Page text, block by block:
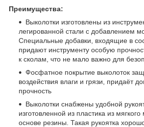
Преимущества:
Выколотки изготовлены из
легированной стали с добавлением
Специальные добавки, входящие в
придают инструменту особую
к сколам, что не мало важно для
Фосфатное покрытие выколоток
воздействия влаги и грязи, придаёт
прочность
Выколотки снабжены удобной
изготовленной из пластика из
основе резины. Такая рукоятка